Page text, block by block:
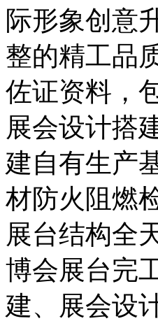
际形象创意
整的精工品
佐证资料，
展会设计搭
建自有生产
材防火阻燃
展台结构全
博会展台完
建、展会设